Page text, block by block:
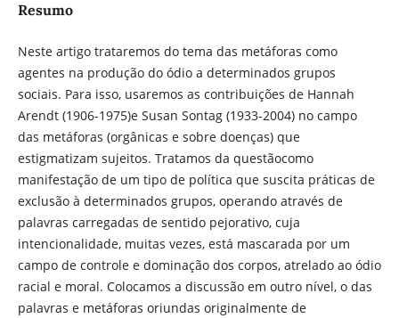
Resumo
Neste artigo trataremos do tema das metáforas como
agentes na produção do ódio a determinados grupos
sociais. Para isso, usaremos as contribuições de Hannah
Arendt (1906-1975)e Susan Sontag (1933-2004) no campo
das metáforas (orgânicas e sobre doenças) que
estigmatizam sujeitos. Tratamos da questãocomo
manifestação de um tipo de política que suscita práticas de
exclusão à determinados grupos, operando através de
palavras carregadas de sentido pejorativo, cuja
intencionalidade, muitas vezes, está mascarada por um
campo de controle e dominação dos corpos, atrelado ao ódio
racial e moral. Colocamos a discussão em outro nível, o das
palavras e metáforas oriundas originalmente de